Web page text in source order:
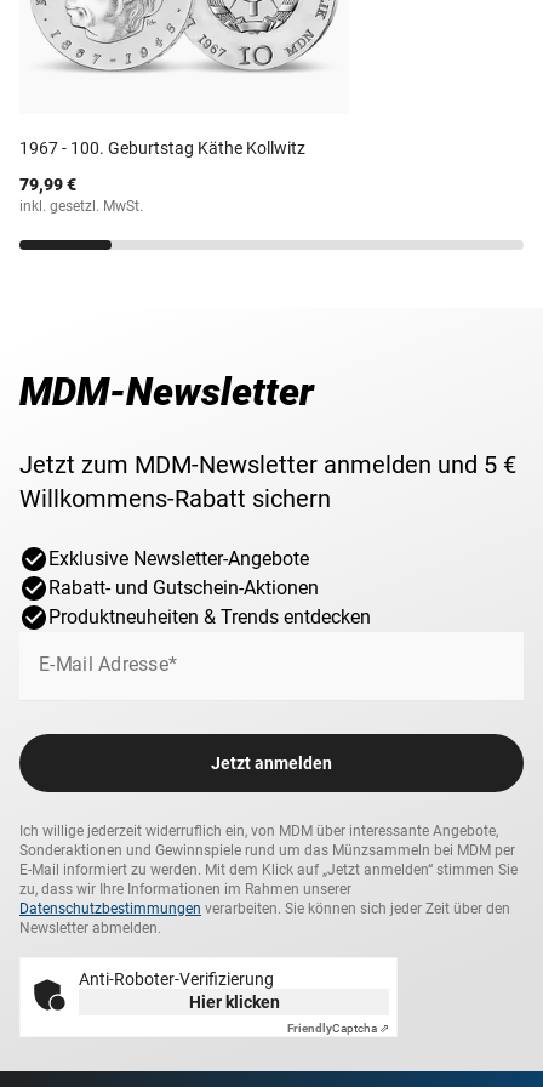
(Kupfer/Nickel/Zinn)
Prägestätte VEB Münze der DDR
Erhaltung
Währung
Lieferzeit 3-5 Werktage
produzierenden Gesellschaft bis heute Bedeutung hat.
1967 - 100. Geburtstag Käthe Kollwitz
79,99 €
inkl. gesetzl. MwSt.
MDM-Newsletter
Jetzt zum MDM-Newsletter anmelden und 5 €
Willkommens-Rabatt sichern
Exklusive Newsletter-Angebote
Rabatt- und Gutschein-Aktionen
Produktneuheiten & Trends entdecken
E-Mail Adresse*
Jetzt anmelden
Ich willige jederzeit widerruflich ein, von MDM über interessante Angebote,
Sonderaktionen und Gewinnspiele rund um das Münzsammeln bei MDM per
E-Mail informiert zu werden. Mit dem Klick auf „Jetzt anmelden“ stimmen Sie
zu, dass wir Ihre Informationen im Rahmen unserer
Datenschutzbestimmungen verarbeiten. Sie können sich jeder Zeit über den
Newsletter abmelden.
Anti-Roboter-Verifizierung
Hier klicken
FriendlyCaptcha ⇗